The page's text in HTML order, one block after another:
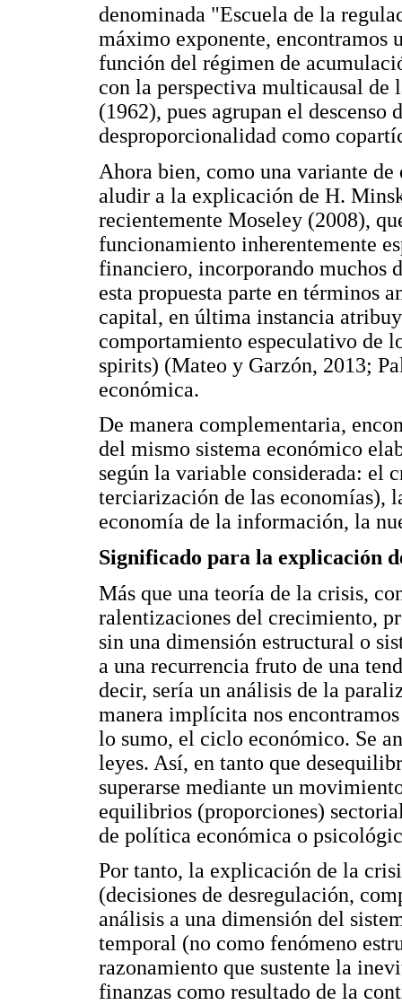
denominada "Escuela de la
máximo exponente, encontramos
función del régimen de
con la perspectiva multicausal de
(1962), pues agrupan el
desproporcionalidad como
Ahora bien, como una variante de
aludir a la explicación de H.
recientemente Moseley (2008),
funcionamiento inherentemente
financiero, incorporando muchos
esta propuesta parte en términos
capital, en última instancia
comportamiento especulativo de
spirits) (Mateo y Garzón, 2013;
económica.
De manera complementaria,
del mismo sistema económico
según la variable considerada: el
terciarización de las economías),
economía de la información, la
Significado para la explicación
Más que una teoría de la crisis,
ralentizaciones del crecimiento,
sin una dimensión estructural o
a una recurrencia fruto de una
decir, sería un análisis de la
manera implícita nos
lo sumo, el ciclo económico. Se
leyes. Así, en tanto que
superarse mediante un
equilibrios (proporciones)
de política económica o
Por tanto, la explicación de la
(decisiones de desregulación,
análisis a una dimensión del
temporal (no como fenómeno
razonamiento que sustente la
finanzas como resultado de la